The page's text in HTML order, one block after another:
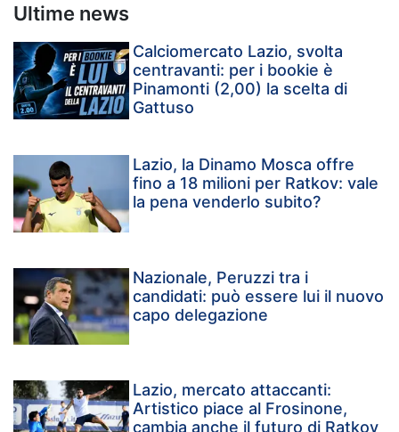
Ultime news
Calciomercato Lazio, svolta
centravanti: per i bookie è
Pinamonti (2,00) la scelta di
Gattuso
Lazio, la Dinamo Mosca offre
fino a 18 milioni per Ratkov: vale
la pena venderlo subito?
Nazionale, Peruzzi tra i
candidati: può essere lui il nuovo
capo delegazione
Lazio, mercato attaccanti:
Artistico piace al Frosinone,
cambia anche il futuro di Ratkov